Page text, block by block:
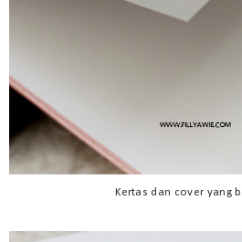
Kertas dan cover yang